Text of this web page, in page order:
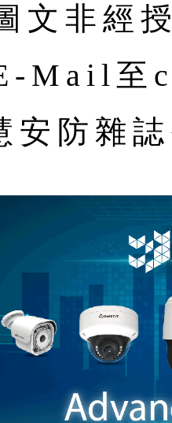
文非經
Mail至
安防雜